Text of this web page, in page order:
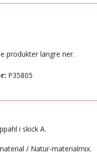
produkter längre ner.
P35805
i skick A.
/ Natur-materialmix.